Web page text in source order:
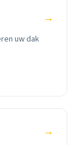
→
uw dak
→